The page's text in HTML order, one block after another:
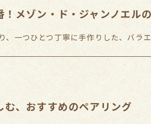
メゾン・ド・ジャンノエル
、一つひとつ丁寧に手作りした、バラ
、おすすめのペアリング